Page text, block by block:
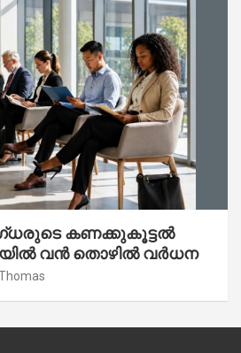
കണക്കുകൂട്ടൽ
വൻ തൊഴിൽ വർധന